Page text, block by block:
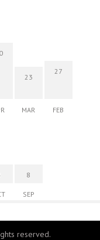
23
MAR
27
FEB
8
SEP
reserved.